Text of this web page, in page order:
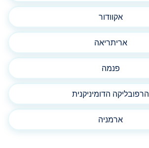
אקוודור
אריתריאה
פנמה
הרפובליקה הדומיניקנית
ארמניה